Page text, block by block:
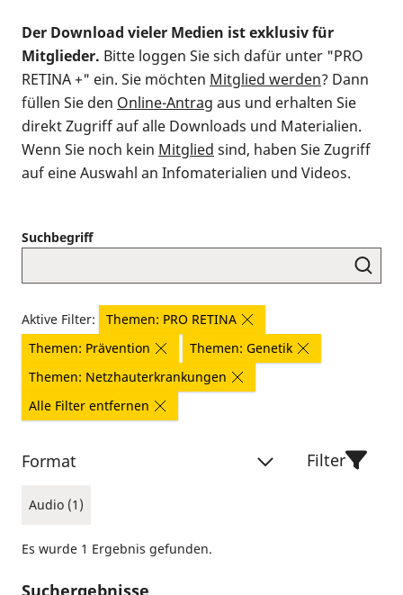
Der Download vieler Medien ist exklusiv für
Mitglieder. Bitte loggen Sie sich dafür unter "PRO
RETINA +" ein. Sie möchten Mitglied werden? Dann
füllen Sie den Online-Antrag aus und erhalten Sie
direkt Zugriff auf alle Downloads und Materialien.
Wenn Sie noch kein Mitglied sind, haben Sie Zugriff
auf eine Auswahl an Infomaterialien und Videos.
Suchbegriff
Aktive Filter:
Themen: PRO RETINA
Themen: Prävention
Themen: Genetik
Themen: Netzhauterkrankungen
Alle Filter entfernen
Format
Audio (1)
Filter
Es wurde 1 Ergebnis gefunden.
Suchergebnisse